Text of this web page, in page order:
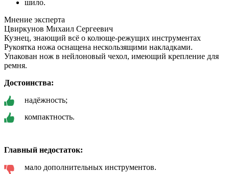
шило.
Мнение эксперта
Цвиркунов Михаил Сергеевич
Кузнец, знающий всё о колюще-режущих инструментах
Рукоятка ножа оснащена нескользящими накладками.
Упакован нож в нейлоновый чехол, имеющий крепление для
ремня.
Достоинства:
надёжность;
компактность.
Главный недостаток:
мало дополнительных инструментов.